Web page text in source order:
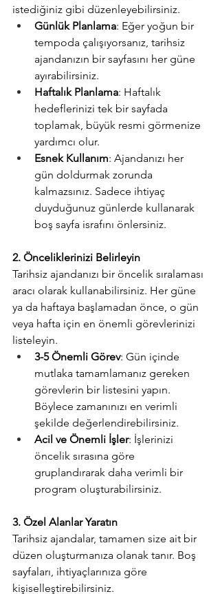
istediğiniz gibi düzenleyebilirsiniz.
Günlük Planlama: Eğer yoğun bir
tempoda çalışıyorsanız, tarihsiz
ajandanızın bir sayfasını her güne
ayırabilirsiniz.
Haftalık Planlama: Haftalık
hedeflerinizi tek bir sayfada
toplamak, büyük resmi görmenize
yardımcı olur.
Esnek Kullanım: Ajandanızı her
gün doldurmak zorunda
kalmazsınız. Sadece ihtiyaç
duyduğunuz günlerde kullanarak
boş sayfa israfını önlersiniz.
2. Önceliklerinizi Belirleyin
Tarihsiz ajandanızı bir öncelik sıralaması
aracı olarak kullanabilirsiniz. Her güne
ya da haftaya başlamadan önce, o gün
veya hafta için en önemli görevlerinizi
listeleyin.
3-5 Önemli Görev: Gün içinde
mutlaka tamamlamanız gereken
görevlerin bir listesini yapın.
Böylece zamanınızı en verimli
şekilde değerlendirebilirsiniz.
Acil ve Önemli İşler: İşlerinizi
öncelik sırasına göre
gruplandırarak daha verimli bir
program oluşturabilirsiniz.
3. Özel Alanlar Yaratın
Tarihsiz ajandalar, tamamen size ait bir
düzen oluşturmanıza olanak tanır. Boş
sayfaları, ihtiyaçlarınıza göre
kişiselleştirebilirsiniz.